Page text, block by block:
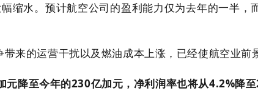
缩水。预计航空公司的盈利能力仅为去年的一半，
来的运营干扰以及燃油成本上涨，已经使航空业前
元降至今年的230亿加元，净利润率也将从4.2%降